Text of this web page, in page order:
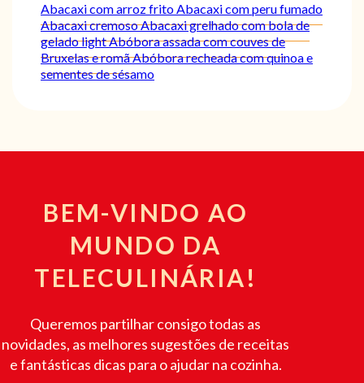
Abacaxi com arroz fritoAbacaxi com peru fumado
Abacaxi cremosoAbacaxi grelhado com bola de
gelado lightAbóbora assada com couves de
Bruxelas e romãAbóbora recheada com quinoa e
sementes de sésamo
BEM-VINDO AO
MUNDO DA
TELECULINÁRIA!
Queremos partilhar consigo todas as
novidades, as melhores sugestões de receitas
e fantásticas dicas para o ajudar na cozinha.